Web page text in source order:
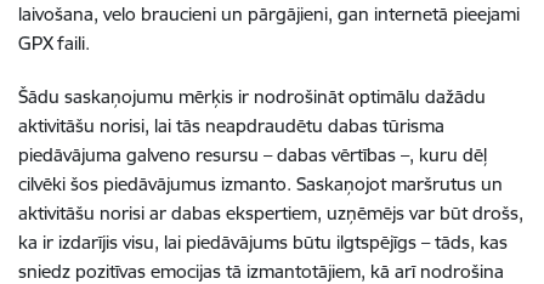
laivošana, velo braucieni un pārgājieni, gan internetā pieejami
GPX faili.
Šādu saskaņojumu mērķis ir nodrošināt optimālu dažādu
aktivitāšu norisi, lai tās neapdraudētu dabas tūrisma
piedāvājuma galveno resursu – dabas vērtības –, kuru dēļ
cilvēki šos piedāvājumus izmanto. Saskaņojot maršrutus un
aktivitāšu norisi ar dabas ekspertiem, uzņēmējs var būt drošs,
ka ir izdarījis visu, lai piedāvājums būtu ilgtspējīgs – tāds, kas
sniedz pozitīvas emocijas tā izmantotājiem, kā arī nodrošina